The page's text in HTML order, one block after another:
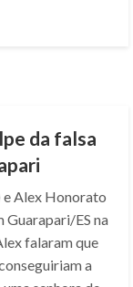
da falsa
e Alex Honorato
Guarapari/ES na
falaram que
a